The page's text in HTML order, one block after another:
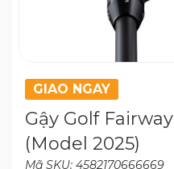
GIAO NGAY
Gậy Golf
(Model 2025)
Mã SKU: 4582170666669